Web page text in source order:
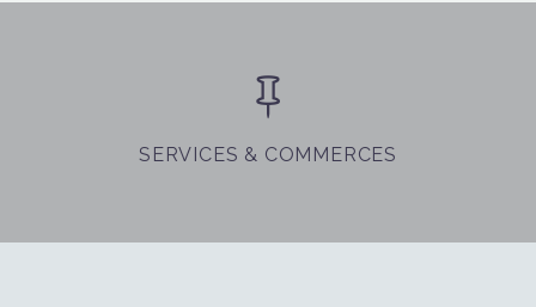


SERVICES & COMMERCES